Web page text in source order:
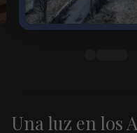
Una luz en los